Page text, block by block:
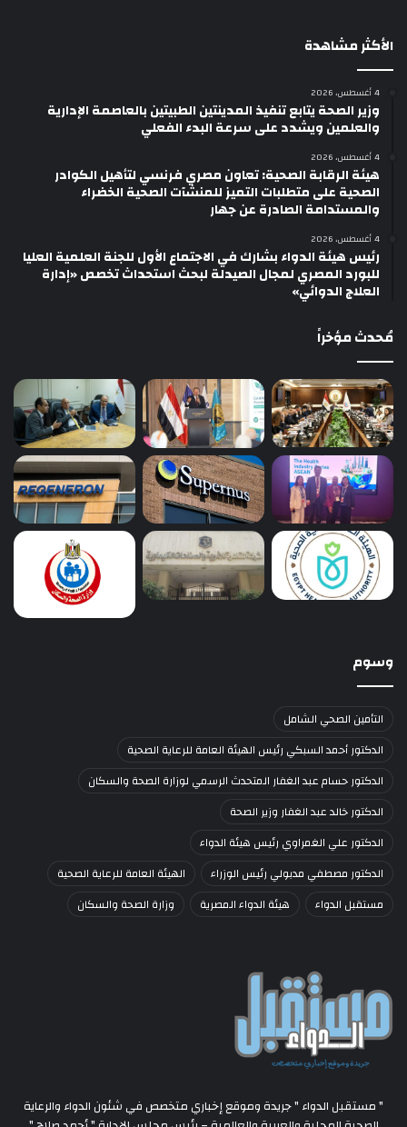
الأكثر مشاهدة
4 أغسطس، 2026
وزير الصحة يتابع تنفيذ المدينتين الطبيتين بالعاصمة الإدارية
والعلمين ويشدد على سرعة البدء الفعلي
4 أغسطس، 2026
هيئة الرقابة الصحية: تعاون مصري فرنسي لتأهيل الكوادر
الصحية على متطلبات التميز للمنشآت الصحية الخضراء
والمستدامة الصادرة عن جهار
4 أغسطس، 2026
رئيس هيئة الدواء بشارك في الاجتماع الأول للجنة العلمية العليا
للبورد المصري لمجال الصيدلة لبحث استحداث تخصص «إدارة
العلاج الدوائي»
مُحدث مؤخراً
وسوم
التأمين الصحي الشامل
الدكتور أحمد السبكي رئيس الهيئة العامة للرعاية الصحية
الدكتور حسام عبد الغفار المتحدث الرسمي لوزارة الصحة والسكان
الدكتور خالد عبد الغفار وزير الصحة
الدكتور علي الغمراوي رئيس هيئة الدواء
الدكتور مصطفي مدبولي رئيس الوزراء
الهيئة العامة للرعاية الصحية
مستقبل الدواء
هيئة الدواء المصرية وزارة الصحة والسكان
" مستقبل الدواء " جريدة وموقع إخباري متخصص في شئون الدواء والرعاية